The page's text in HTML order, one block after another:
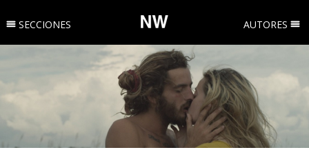
SECCIONES AUTORES